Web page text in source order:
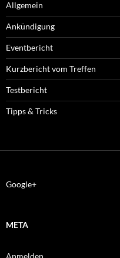
Allgemein
Ankündigung
Eventbericht
Kurzbericht vom Treffen
Testbericht
Tipps & Tricks
Google+
META